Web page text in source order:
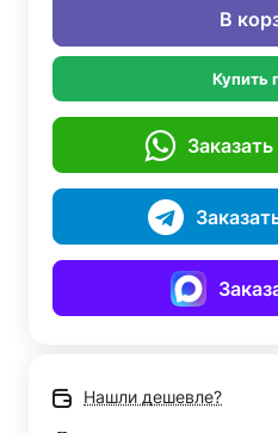
В
Купить
Нашли дешевле?